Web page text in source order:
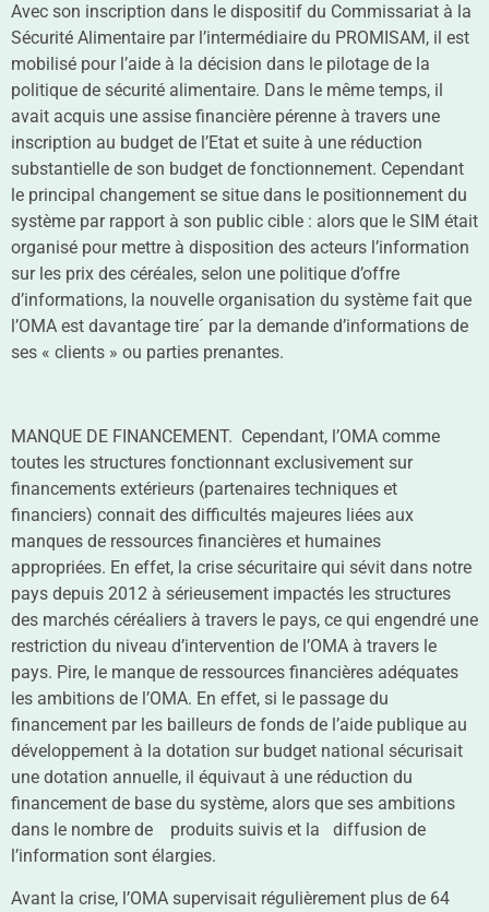
Avec son inscription dans le dispositif du Commissariat à la
Sécurité Alimentaire par l’intermédiaire du PROMISAM, il est
mobilisé pour l’aide à la décision dans le pilotage de la
politique de sécurité alimentaire. Dans le même temps, il
avait acquis une assise financière pérenne à travers une
inscription au budget de l’Etat et suite à une réduction
substantielle de son budget de fonctionnement. Cependant
le principal changement se situe dans le positionnement du
système par rapport à son public cible : alors que le SIM était
organisé pour mettre à disposition des acteurs l’information
sur les prix des céréales, selon une politique d’offre
d’informations, la nouvelle organisation du système fait que
l’OMA est davantage tire´ par la demande d’informations de
ses « clients » ou parties prenantes.
MANQUE DE FINANCEMENT. Cependant, l’OMA comme
toutes les structures fonctionnant exclusivement sur
financements extérieurs (partenaires techniques et
financiers) connait des difficultés majeures liées aux
manques de ressources financières et humaines
appropriées. En effet, la crise sécuritaire qui sévit dans notre
pays depuis 2012 à sérieusement impactés les structures
des marchés céréaliers à travers le pays, ce qui engendré une
restriction du niveau d’intervention de l’OMA à travers le
pays. Pire, le manque de ressources financières adéquates
les ambitions de l’OMA. En effet, si le passage du
financement par les bailleurs de fonds de l’aide publique au
développement à la dotation sur budget national sécurisait
une dotation annuelle, il équivaut à une réduction du
financement de base du système, alors que ses ambitions
dans le nombre de produits suivis et la diffusion de
l’information sont élargies.
Avant la crise, l’OMA supervisait régulièrement plus de 64